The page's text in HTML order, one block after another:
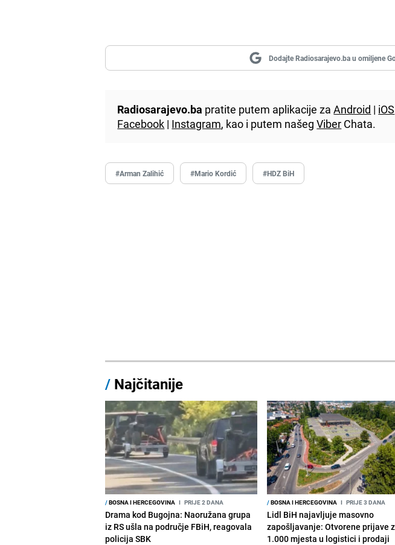
Dodajte Radiosarajevo.ba u omiljene
Radiosarajevo.ba pratite putem aplikacije zaAndroid | iOS
Facebook | Instagram, kao i putem našegViber Chata.
#Arman Zalihić #Mario Kordić #HDZ BiH
/ Najčitanije
/BOSNA I HERCEGOVINA I PRIJE 2 DANA
Drama kod Bugojna: Naoružana grupa
iz RS ušla na područje FBiH, reagovala
policija SBK
/BOSNA I HERCEGOVINA I PRIJE 3 DANA
Lidl BiH najavljuje masovno
zapošljavanje: Otvorene prijave
1.000 mjesta u logistici i prodaji